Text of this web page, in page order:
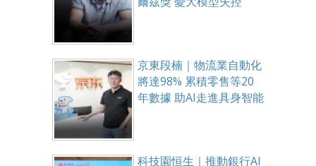
京東段楠｜物流業自動化
將達98% 累積零售等20
年數據 助AI走進具身智能
科技園恒生｜推動銀行AI